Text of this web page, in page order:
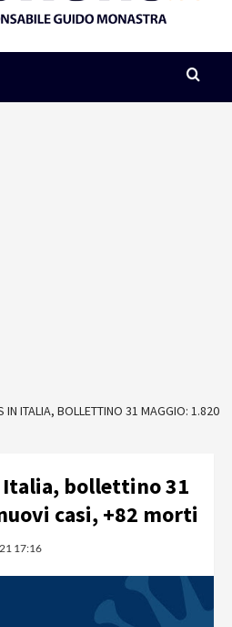
IN ITALIA, BOLLETTINO 31 MAGGIO: 1.820
bollettino 31
casi, +82 morti
17:16